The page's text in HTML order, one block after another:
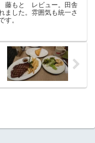
藤もと レビュー。田舎
ました。雰囲気も統一さ
す。